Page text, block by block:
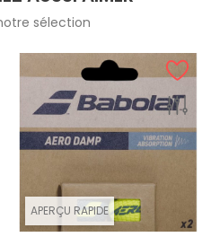
sélection
APERÇU RAPIDE